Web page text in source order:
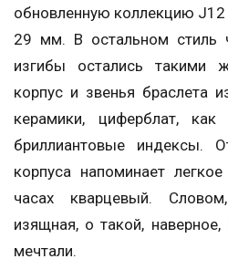
обновленную коллекцию
29 мм. В остальном стиль
изгибы остались такими
корпус и звенья браслета
керамики, циферблат,
бриллиантовые индексы.
корпуса напоминает
часах кварцевый.
изящная, о такой, наверное,
мечтали.